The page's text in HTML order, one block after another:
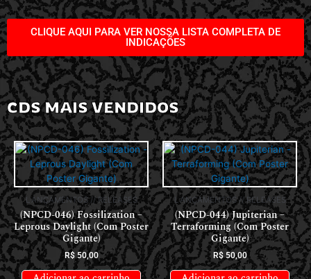
CLIQUE AQUI PARA VER NOSSA LISTA COMPLETA DE
INDICAÇÕES
CDS MAIS VENDIDOS
LANÇAMENTOS // RELEASES
(NPCD-046) Fossilization –
Leprous Daylight (Com Poster
Gigante)
R$50,00
LANÇAMENTOS // RELEASES
(NPCD-044) Jupiterian –
Terraforming (Com Poster
Gigante)
R$50,00